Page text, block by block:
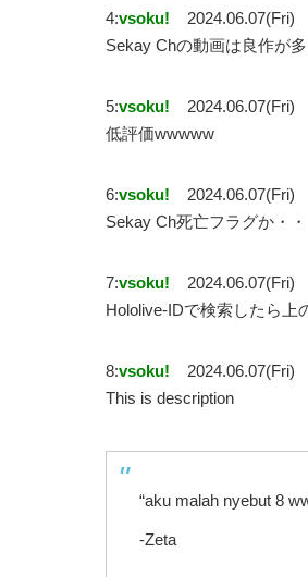
4:vsoku!
2024.06.07(Fri)
Sekay Chの動画は良作が
5:vsoku!
2024.06.07(Fri)
低評価wwwww
6:vsoku!
2024.06.07(Fri)
Sekay Ch死亡フラグか・・
7:vsoku!
2024.06.07(Fri)
Hololive-IDで検索したら上
8:vsoku!
2024.06.07(Fri)
This is description
“aku malah nyebut 8
-Zeta